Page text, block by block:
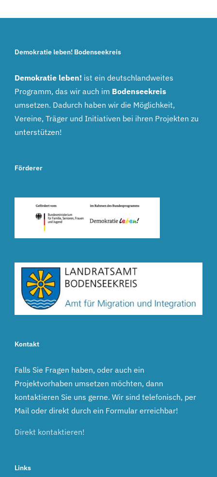
Demokratie leben! Bodenseekreis
Demokratie leben! ist ein deutschlandweites
Programm, das wir auch im Bodenseekreis
umsetzen. Dadurch haben wir die Möglichkeit,
Vereine, Träger und Initiativen bei ihren Projekten zu
unterstützen!
Förderer
Kontakt
Falls Sie Fragen haben, oder auch ein
Projektvorhaben umsetzen möchten, dann
kontaktieren Sie uns gerne. Wir sind telefonisch, per
Mail oder direkt durch ein Formular erreichbar!
Direkt kontaktieren!
Links